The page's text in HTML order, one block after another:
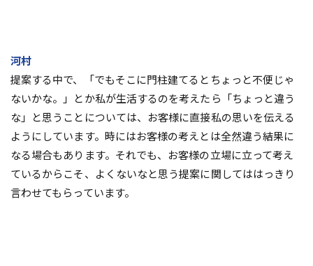
河村
提案する中で、「でもそこに門柱建てるとちょっと不便じゃ
ないかな。」とか私が生活するのを考えたら「ちょっと違う
な」と思うことについては、お客様に直接私の思いを伝える
ようにしています。時にはお客様の考えとは全然違う結果に
なる場合もあります。それでも、お客様の立場に立って考え
ているからこそ、よくないなと思う提案に関してははっきり
言わせてもらっています。